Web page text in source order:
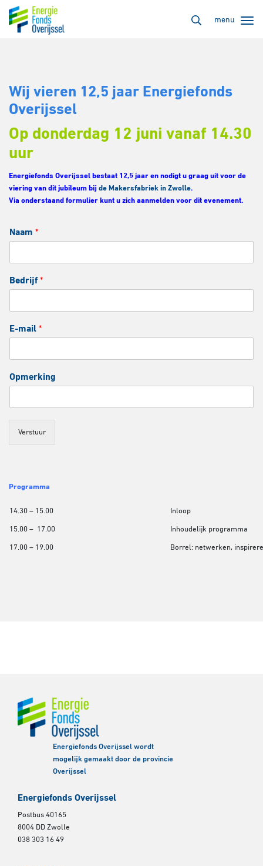
menu
Wij vieren 12,5 jaar Energiefonds
Overijssel
Op donderdag 12 juni vanaf 14.30
uur
Energiefonds Overijssel bestaat 12,5 jaar en nodigt u graag uit voor de
viering van dit jubileum bij de Makersfabriek in Zwolle.
Via onderstaand formulier kunt u zich aanmelden voor dit evenement.
Naam *
Bedrijf *
E-mail *
Opmerking
Verstuur
Programma
14.30 – 15.00 Inloop
15.00 – 17.00 Inhoudelijk programma
17.00 – 19.00 Borrel: netwerken,
Energiefonds Overijssel wordt
mogelijk gemaakt door de provincie
Overijssel
Energiefonds Overijssel
Postbus 40165
8004 DD Zwolle
038 303 16 49